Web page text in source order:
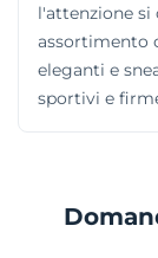
l'attenzione si
assortimento
eleganti e
sportivi e